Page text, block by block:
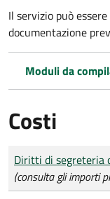
Il servizio può
documentazione
Moduli da
Costi
Tipo di pagamento
Importo
Diritti di segreteria
(consulta gli importi